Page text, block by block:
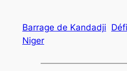
Barrage de Kandadji
Niger